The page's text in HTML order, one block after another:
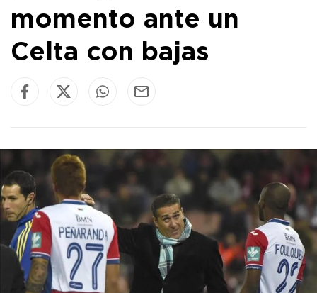
momento ante un
Celta con bajas